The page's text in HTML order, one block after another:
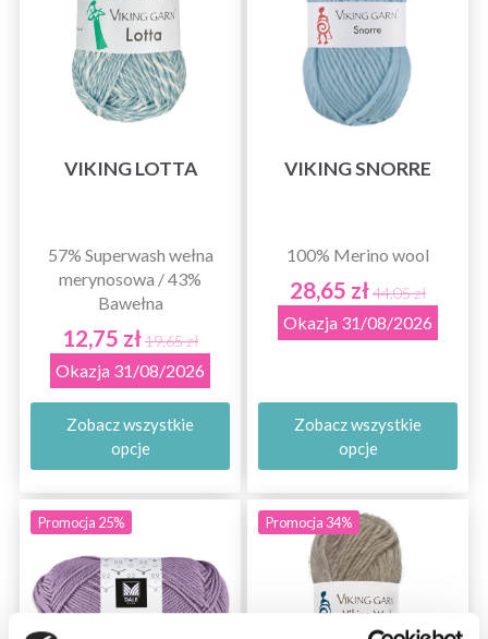
VIKING LOTTA
57% Superwash wełna
merynosowa / 43%
Bawełna
12,75 zł19,65 zł
Okazja 31/08/2026
Zobacz wszystkie
opcje
VIKING SNORRE
100% Merino wool
28,65 zł44,05 zł
Okazja 31/08/2026
Zobacz wszystkie
opcje
Promocja 25% Promocja 34%